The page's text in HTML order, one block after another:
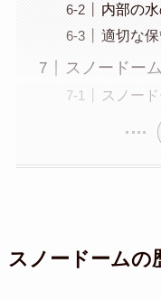
内部の
適切な
スノードー
スノー
スノードームの